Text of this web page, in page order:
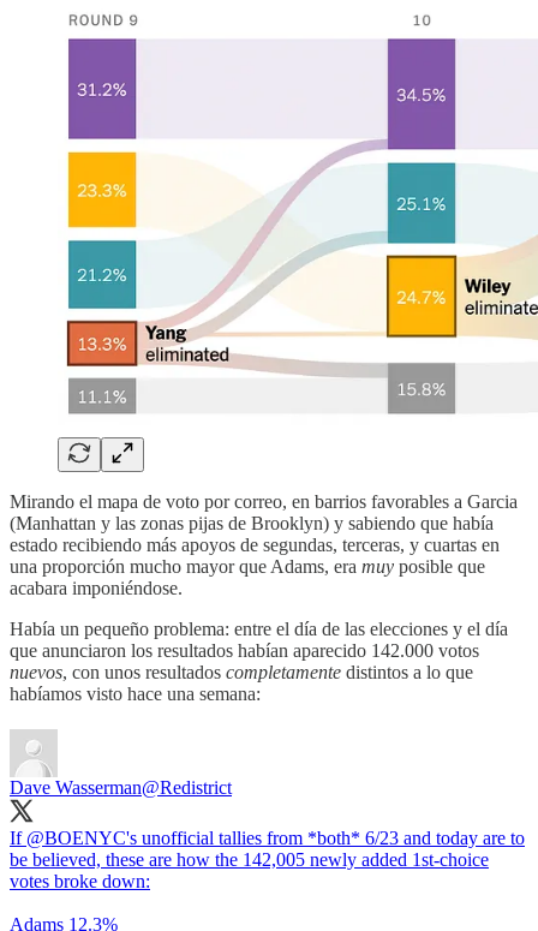
Mirando el mapa de voto por correo, en barrios favorables a Garcia
(Manhattan y las zonas pijas de Brooklyn) y sabiendo que había
estado recibiendo más apoyos de segundas, terceras, y cuartas en
una proporción mucho mayor que Adams, era muy posible que
acabara imponiéndose.
Había un pequeño problema: entre el día de las elecciones y el día
que anunciaron los resultados habían aparecido 142.000 votos
nuevos, con unos resultados completamente distintos a lo que
habíamos visto hace una semana:
Dave Wasserman@Redistrict
If @BOENYC's unofficial tallies from *both* 6/23 and today are to
be believed, these are how the 142,005 newly added 1st-choice
votes broke down:
Adams 12.3%